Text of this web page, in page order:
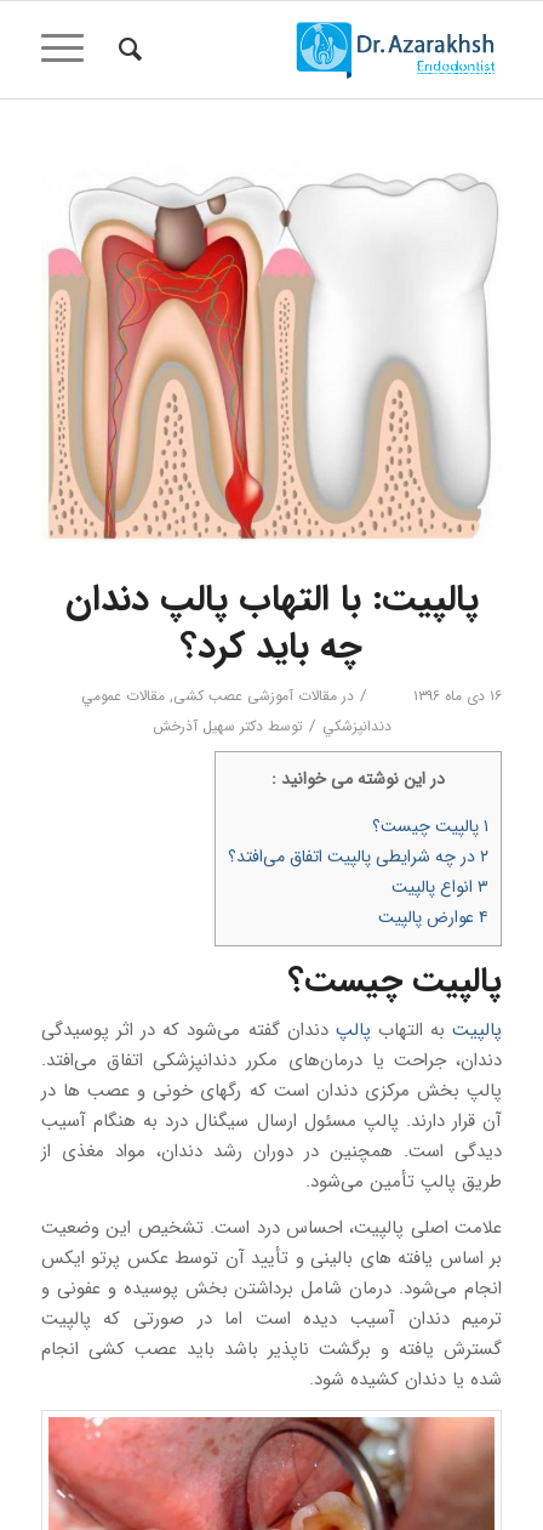
پالپیت: با التهاب پالپ دندان
چه باید کرد؟
۱۶ دی ماه ۱۳۹۶ / در مقالات آموزشی عصب کشی, مقالات عمومي
دندانپزشكي / توسطدکتر سهیل آذرخش
در اين نوشته می خوانيد :
۱پالپیت چیست؟
۲در چه شرایطی پالپیت اتفاق می‌افتد؟
۳انواع پالپیت
۴عوارض پالپیت
پالپیت چیست؟
پالپیتبه التهاب پالپ دندان گفته می‌شود که در اثر پوسیدگی
دندان، جراحت یا درمان‌های مکرر دندانپزشکی اتفاق می‌افتد.
پالپ بخش مرکزی دندان است که رگهای خونی و عصب ها در
آن قرار دارند. پالپ مسئول ارسال سیگنال درد به هنگام آسیب‌
دیدگی است. همچنین در دوران رشد دندان، مواد مغذی از
طریق پالپ تأمین می‌شود.
علامت اصلی پالپیت، احساس درد است. تشخیص این وضعیت
بر اساس یافته ‌های بالینی و تأیید آن توسط عکس پرتو ایکس
انجام می‌شود. درمان شامل برداشتن بخش پوسیده و عفونی و
ترمیم دندان آسیب دیده است اما در صورتی که پالپیت
گسترش یافته و برگشت ‌ناپذیر باشد باید عصب‌ کشی انجام
شده یا دندان کشیده شود.